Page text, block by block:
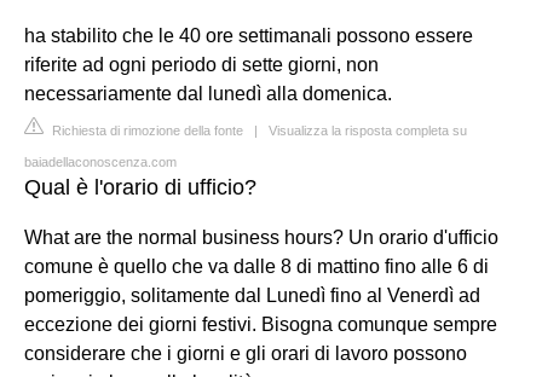
ha stabilito che le 40 ore settimanali possono essere
riferite ad ogni periodo di sette giorni, non
necessariamente dal lunedì alla domenica.
Richiesta di rimozione della fonte | Visualizza la risposta completa su
baiadellaconoscenza.com
Qual è l'orario di ufficio?
What are the normal business hours? Un orario d'ufficio
comune è quello che va dalle 8 di mattino fino alle 6 di
pomeriggio, solitamente dal Lunedì fino al Venerdì ad
eccezione dei giorni festivi. Bisogna comunque sempre
considerare che i giorni e gli orari di lavoro possono